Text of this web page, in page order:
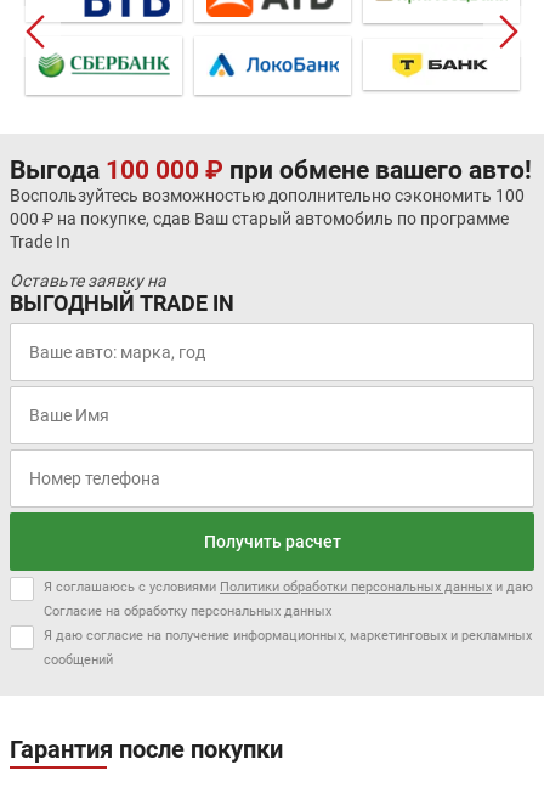
Выгода 100 000 ₽ при обмене вашего авто!
Воспользуйтесь возможностью дополнительно сэкономить 100
000 ₽ на покупке, сдав Ваш старый автомобиль по программе
Trade In
Оставьте заявку на
ВЫГОДНЫЙ TRADE IN
Получить расчет
Я соглашаюсь с условиями Политики обработки персональных данных и даю
Согласие на обработку персональных данных
Я даю согласие на получение информационных, маркетинговых и рекламных
сообщений
Гарантия после покупки